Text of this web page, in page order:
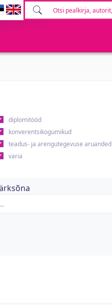
diplomitööd
konverentsikogumikud
teadus- ja arengutegevuse aruanded
varia